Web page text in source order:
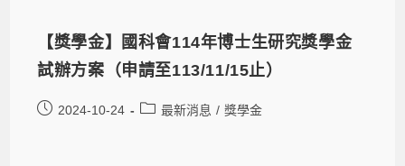
【獎學金】國科會114年博士生研究獎學金
試辦方案（申請至113/11/15止）
2024-10-24 最新消息 / 獎學金